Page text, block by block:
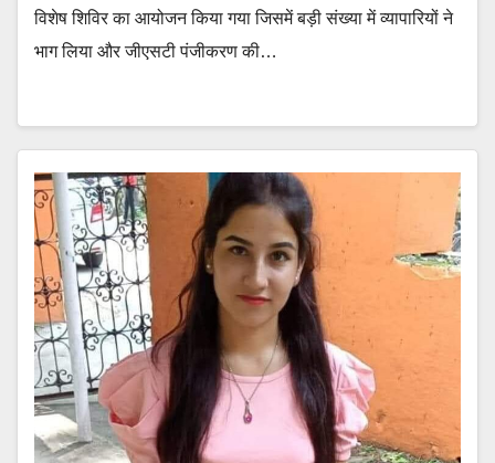
विशेष शिविर का आयोजन किया गया जिसमें बड़ी संख्या में व्यापारियों ने
भाग लिया और जीएसटी पंजीकरण की…